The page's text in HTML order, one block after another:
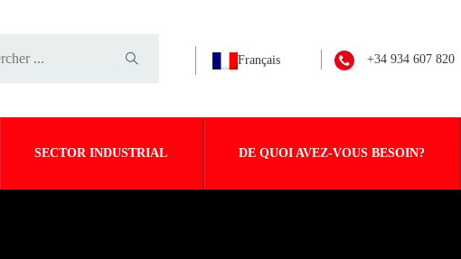
Français +34 934 607 820
SECTOR INDUSTRIAL DE QUOI AVEZ-VOUS BESOIN?